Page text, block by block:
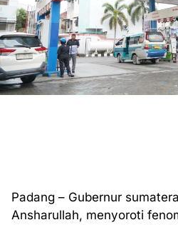
Padang – Gubernur
Ansharullah, menyoroti